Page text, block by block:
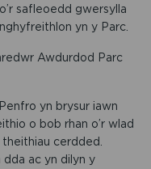
safleoedd gwersylla
yn y Parc.
Awdurdod Parc
yn brysur iawn
o bob rhan o’r wlad
cerdded.
ac yn dilyn y